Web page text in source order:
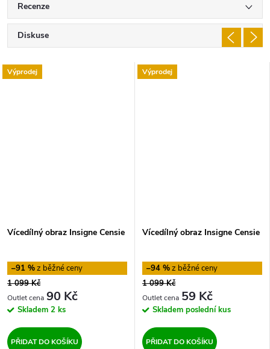
Recenze
Diskuse
Výprodej
Vícedílný obraz Insigne Censie
–91 %
1 099 Kč
90 Kč
Skladem 2 ks
PŘIDAT DO KOŠÍKU
Výprodej
Vícedílný obraz Insigne Censie
–94 %
1 099 Kč
59 Kč
Skladem poslední kus
PŘIDAT DO KOŠÍKU